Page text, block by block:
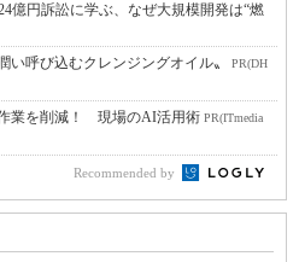
億円訴訟に学ぶ、なぜ大規模開発は“燃
い呼び込むクレンジングオイル〟
PR(DH
業を削減！ 現場のAI活用術 PR(ITmedia
Recommended by